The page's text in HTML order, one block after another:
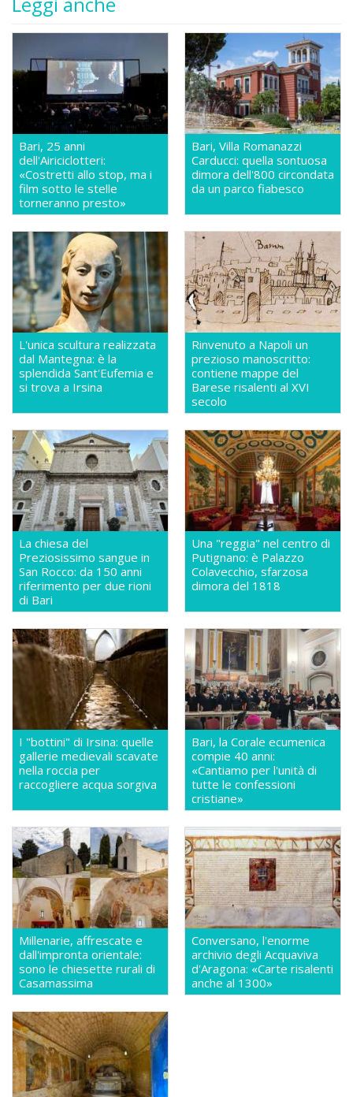
Bari, 25 anni
dell'Airiciclotteri:
«Costretti allo stop, ma i
film sotto le stelle
torneranno presto»
Bari, Villa Romanazzi
Carducci: quella sontuosa
dimora dell'800 circondata
da un parco fiabesco
L'unica scultura realizzata
dal Mantegna: è la
splendida Sant'Eufemia e
si trova a Irsina
Rinvenuto a Napoli un
prezioso manoscritto:
contiene mappe del
Barese risalenti al XVI
secolo
La chiesa del
Preziosissimo sangue in
San Rocco: da 150 anni
riferimento per due rioni
di Bari
Una "reggia" nel centro di
Putignano: è Palazzo
Colavecchio, sfarzosa
dimora del 1818
I "bottini" di Irsina: quelle
gallerie medievali scavate
nella roccia per
raccogliere acqua sorgiva
Bari, la Corale ecumenica
compie 40 anni:
«Cantiamo per l'unità di
tutte le confessioni
cristiane»
Millenarie, affrescate e
dall'impronta orientale:
sono le chiesette rurali di
Casamassima
Conversano, l'enorme
archivio degli Acquaviva
d'Aragona: «Carte risalenti
anche al 1300»